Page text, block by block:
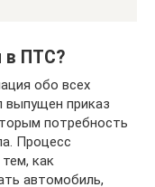
в ПТС?
обо всех
выпущен приказ
потребность
Процесс
как
автомобиль,